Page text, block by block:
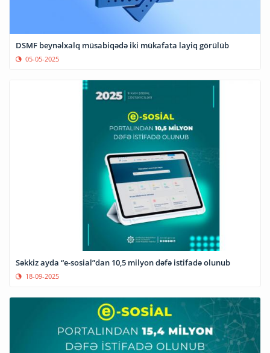
DSMF beynəlxalq müsabiqədə iki mükafata layiq görülüb
05-05-2025
Səkkiz ayda “e-sosial”dan 10,5 milyon dəfə istifadə olunub
18-09-2025